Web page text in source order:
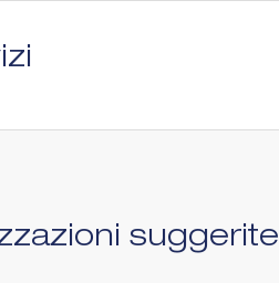
suggerite